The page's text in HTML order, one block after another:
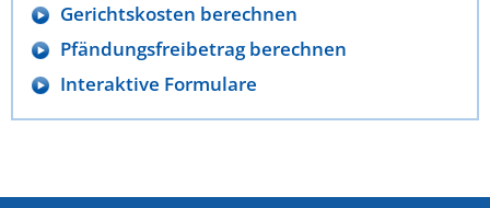
Gerichtskosten berechnen
Pfändungsfreibetrag berechnen
Interaktive Formulare